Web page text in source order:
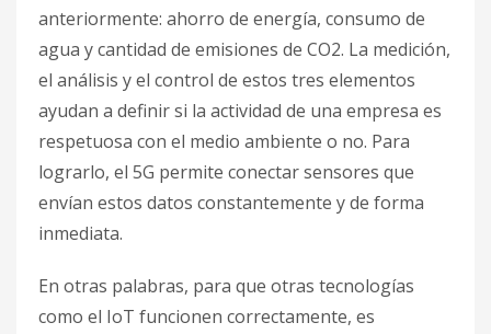
anteriormente: ahorro de energía, consumo de
agua y cantidad de emisiones de CO2. La medición,
el análisis y el control de estos tres elementos
ayudan a definir si la actividad de una empresa es
respetuosa con el medio ambiente o no. Para
lograrlo, el 5G permite conectar sensores que
envían estos datos constantemente y de forma
inmediata.
En otras palabras, para que otras tecnologías
como el IoT funcionen correctamente, es